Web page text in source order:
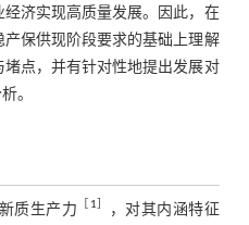
济实现高质量发展。因此，在
保供现阶段要求的基础上理解
点，并有针对性地提出发展对
。
质生产力 ［ 1］ ，对其内涵特征